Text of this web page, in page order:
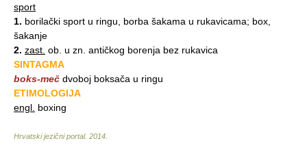
sport
1. borilački sport u ringu, borba šakama u rukavicama; box,
šakanje
2. zast. ob. u zn. antičkog borenja bez rukavica
SINTAGMA
boks-meč dvoboj boksača u ringu
ETIMOLOGIJA
engl. boxing
Hrvatski jezični portal. 2014